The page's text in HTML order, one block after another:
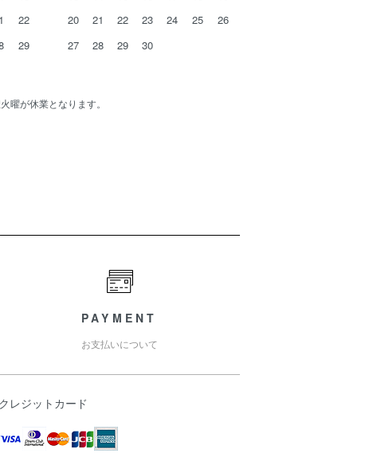
22
29
20
21 22 23 24 25
26
27
28 29 30
曜が休業となります。
PAYMENT
お支払いについて
クレジットカード